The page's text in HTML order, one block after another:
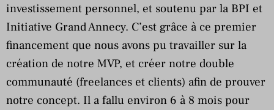
investissement personnel, et soutenu par la BPI et
Initiative Grand Annecy. C’est grâce à ce premier
financement que nous avons pu travailler sur la
création de notre MVP, et créer notre double
communauté (freelances et clients) afin de prouver
notre concept. Il a fallu environ 6 à 8 mois pour